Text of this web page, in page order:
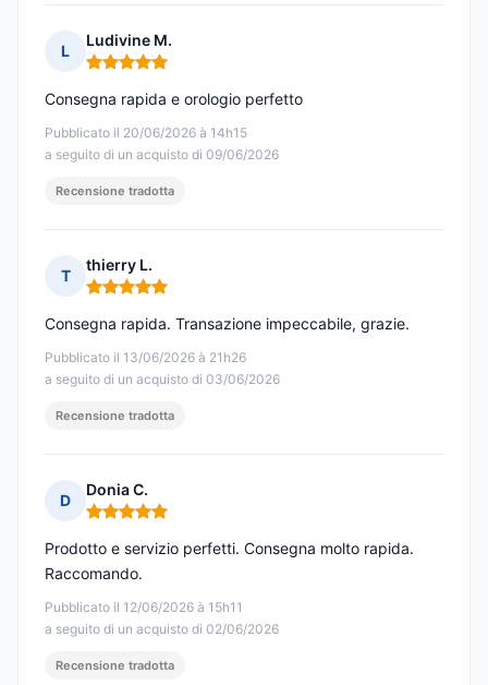
L
Ludivine M.
Nota: 5 su 5
Pubblicato il 20/06/2026 à 14h15
a seguito di un acquisto di 09/06/2026
Consegna rapida e orologio perfetto
Recensione tradotta
T
thierry L.
Nota: 5 su 5
Pubblicato il 13/06/2026 à 21h26
a seguito di un acquisto di 03/06/2026
Consegna rapida. Transazione impeccabile, grazie.
Recensione tradotta
D
Donia C.
Nota: 5 su 5
Pubblicato il 12/06/2026 à 15h11
a seguito di un acquisto di 02/06/2026
Prodotto e servizio perfetti. Consegna molto rapida.
Raccomando.
Recensione tradotta